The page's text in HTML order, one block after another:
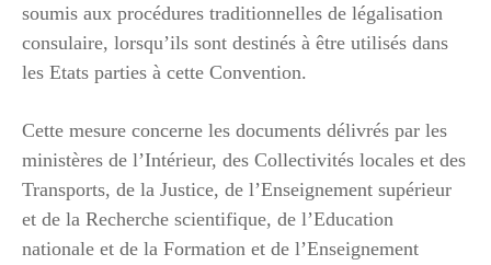
soumis aux procédures traditionnelles de légalisation
consulaire, lorsqu’ils sont destinés à être utilisés dans
les Etats parties à cette Convention.
Cette mesure concerne les documents délivrés par les
ministères de l’Intérieur, des Collectivités locales et des
Transports, de la Justice, de l’Enseignement supérieur
et de la Recherche scientifique, de l’Education
nationale et de la Formation et de l’Enseignement